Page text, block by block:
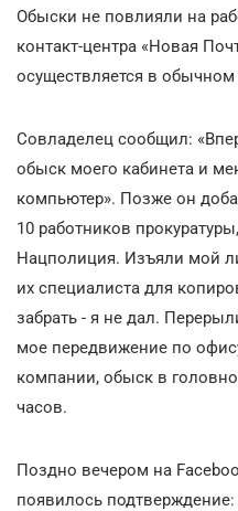
Обыски не повлияли на
контакт-центра «Новая
осуществляется в
Совладелец сообщил:
обыск моего кабинета и
компьютер». Позже он
10 работников
Нацполиция. Изъяли мой
их специалиста для
забрать - я не дал.
мое передвижение по
компании, обыск в
часов.
Поздно вечером на
появилось подтверждение: